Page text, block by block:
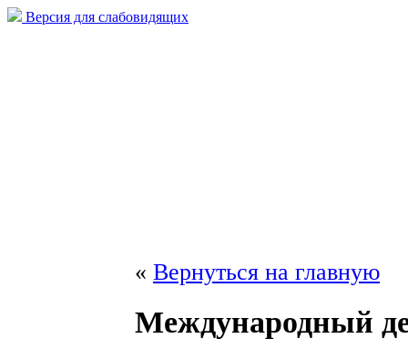
Версия для слабовидящих
« Вернуться на главную
Международный